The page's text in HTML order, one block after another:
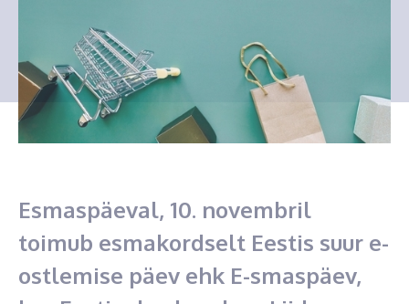
Esmaspäeval, 10. novembril
toimub esmakordselt Eestis suur e-
ostlemise päev ehk E-smaspäev,